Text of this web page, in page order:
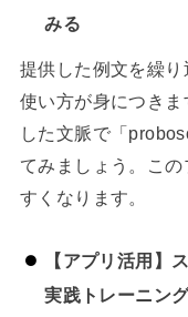
みる
提供した例文を繰
使い方が身につき
した文脈で「
てみましょう。こ
すくなります。
【アプリ活用】
実践トレーニン